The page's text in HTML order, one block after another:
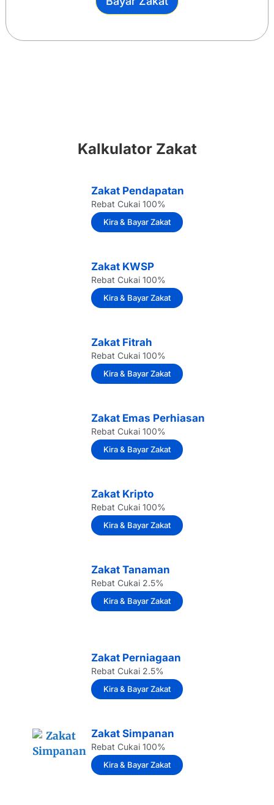
Kalkulator Zakat
Zakat Pendapatan
Rebat Cukai 100%
Kira & Bayar Zakat
Zakat KWSP
Rebat Cukai 100%
Kira & Bayar Zakat
Zakat Fitrah
Rebat Cukai 100%
Kira & Bayar Zakat
Zakat Emas Perhiasan
Rebat Cukai 100%
Kira & Bayar Zakat
Zakat Kripto
Rebat Cukai 100%
Kira & Bayar Zakat
Zakat Tanaman
Rebat Cukai 2.5%
Kira & Bayar Zakat
Zakat Perniagaan
Rebat Cukai 2.5%
Kira & Bayar Zakat
Zakat Simpanan
Rebat Cukai 100%
Kira & Bayar Zakat